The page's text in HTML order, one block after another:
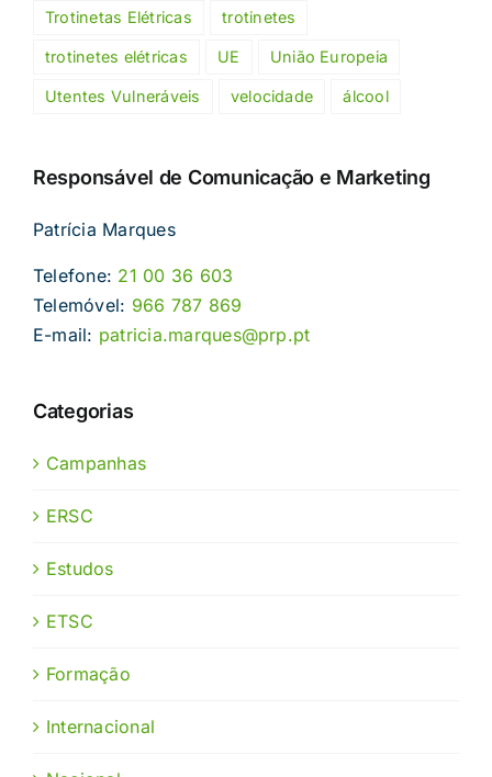
Trotinetas Elétricas trotinetes
trotinetes elétricas UE União Europeia
Utentes Vulneráveis velocidade álcool
Responsável de Comunicação e Marketing
Patrícia Marques
Telefone: 21 00 36 603
Telemóvel: 966 787 869
E-mail: patricia.marques@prp.pt
Categorias
Campanhas
ERSC
Estudos
ETSC
Formação
Internacional